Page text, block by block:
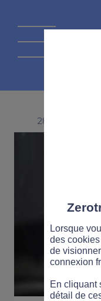
28 FÉVRIER
Lorsque
des
de
connexion
En cliquant
détail de